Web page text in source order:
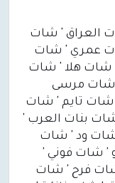
العراق ' شات
عمري ' شات
شات هلا ' شات
' شات مرسى
شات تايم ' شات
بنات العرب '
شات ود ' شات
' شات فوني '
فرح ' شات